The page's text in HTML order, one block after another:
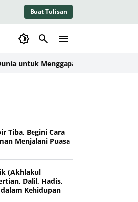
Buat Tulisan
Menggapai Akhirat
Tiba, Begini Cara
Menjalani Puasa
(Akhlakul
Dalil, Hadis,
Kehidupan